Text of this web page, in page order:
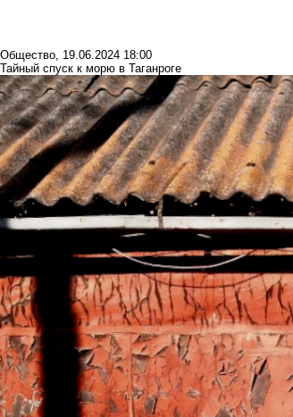
Общество, 19.06.2024 18:00
Тайный спуск к морю в Таганроге